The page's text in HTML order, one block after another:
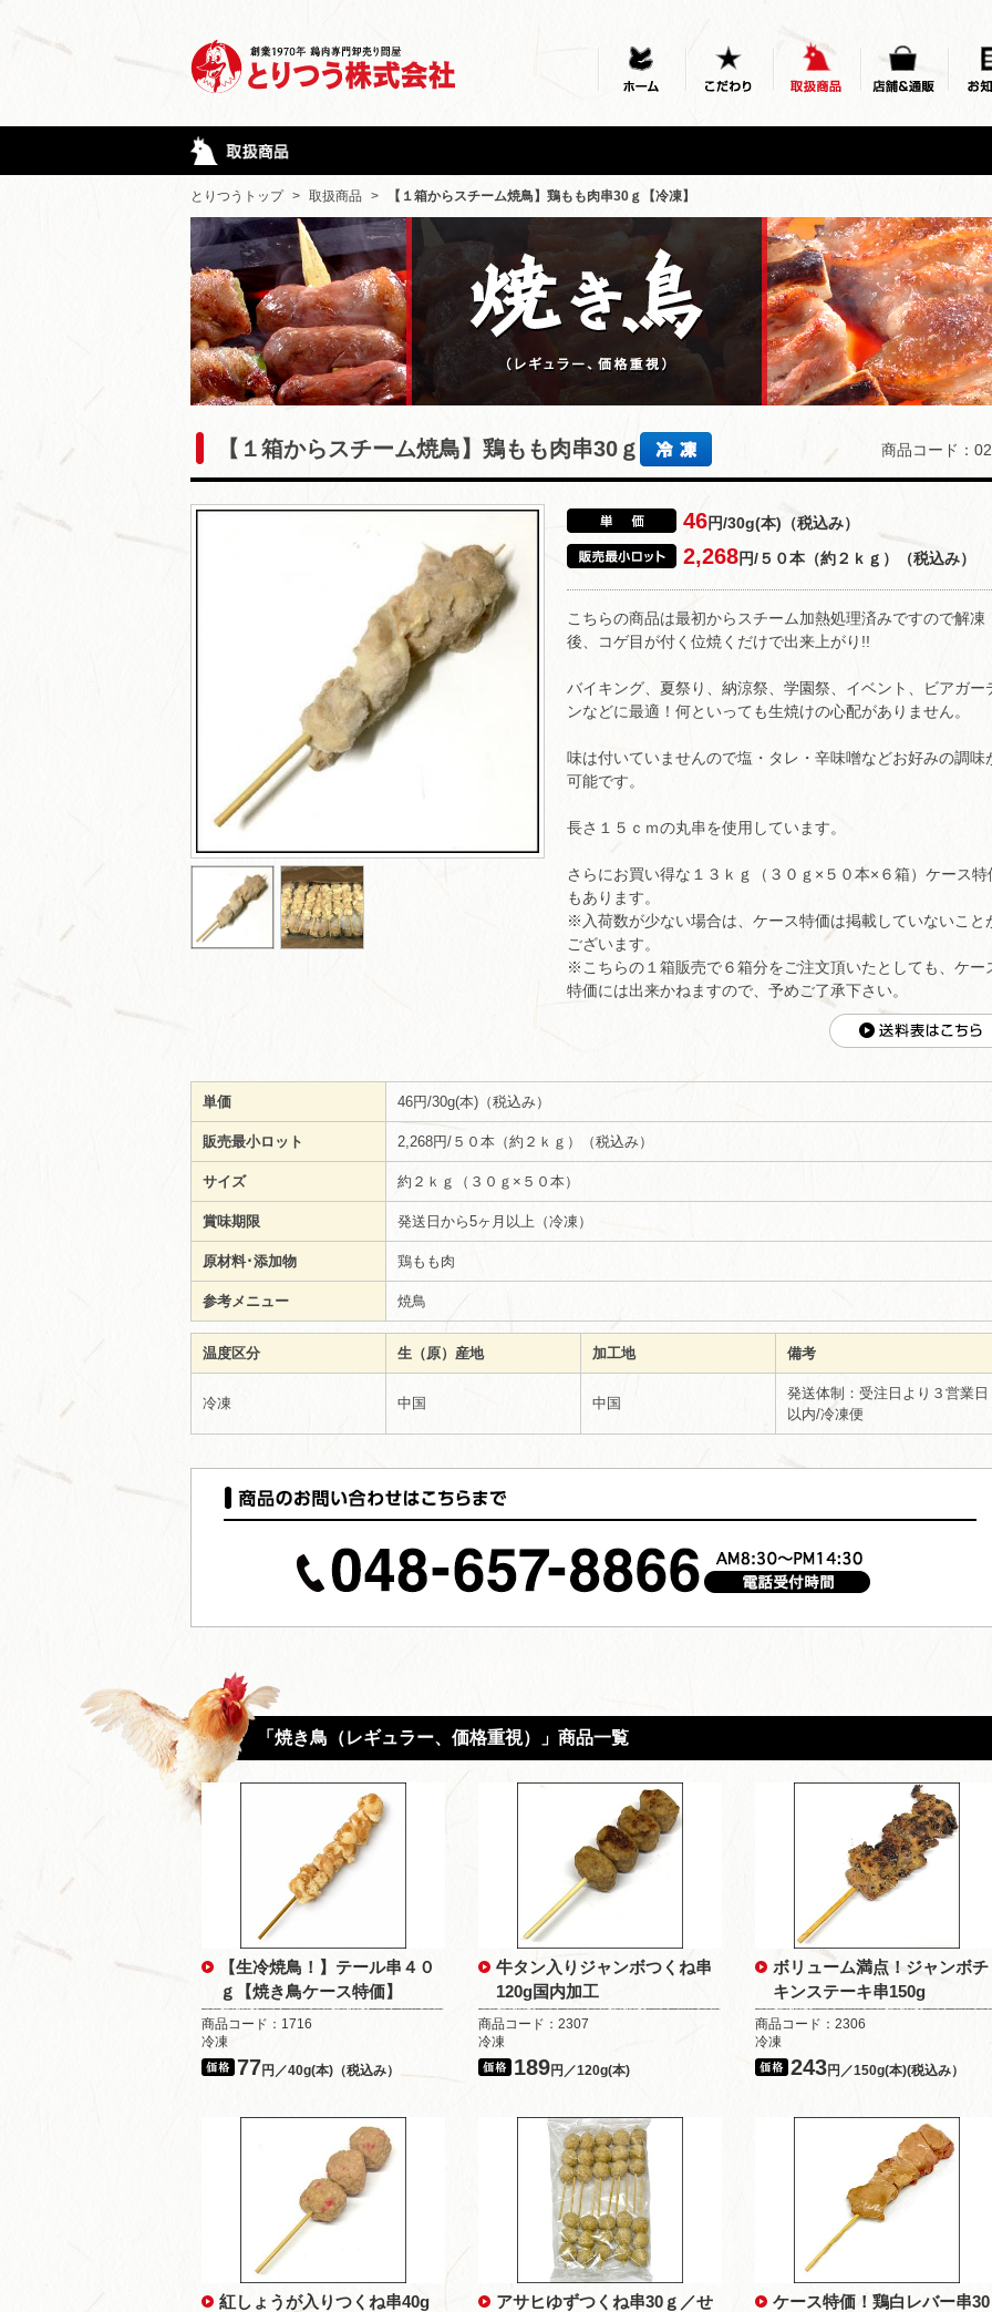
とりつうトップ > 取扱商品 > 【１箱からスチーム焼鳥】鶏もも肉串30ｇ【冷凍】
【１箱からスチーム焼鳥】鶏もも肉串30ｇ 商品コード：
46円/30g(本)（税込み）
2,268円/５０本（約２ｋｇ）（税込み）
こちらの商品は最初からスチーム加熱処理済みですので解凍
後、コゲ目が付く位焼くだけで出来上がり!!
バイキング、夏祭り、納涼祭、学園祭、イベント、ビアガー
ンなどに最適！何といっても生焼けの心配がありません。
味は付いていませんので塩・タレ・辛味噌などお好みの調味
可能です。
長さ１５ｃｍの丸串を使用しています。
さらにお買い得な１３ｋｇ（３０ｇ×５０本×６箱）ケース特
もあります。
※入荷数が少ない場合は、ケース特価は掲載していないこと
ございます。
※こちらの１箱販売で６箱分をご注文頂いたとしても、ケー
特価には出来かねますので、予めご了承下さい。
単価 46円/30g(本)（税込み）
販売最小ロット 2,268円/５０本（約２ｋｇ）（税込み）
サイズ 約２ｋｇ（３０ｇ×５０本）
賞味期限 発送日から5ヶ月以上（冷凍）
原材料･添加物 鶏もも肉
参考メニュー 焼鳥
温度区分 生（原）産地 加工地 備考
冷凍 中国 中国
発送体制：受注日より３営業日
以内/冷凍便
「焼き鳥（レギュラー、価格重視）」商品一覧
【生冷焼鳥！】テール串４０
ｇ【焼き鳥ケース特価】
商品コード：1716
冷凍
77円／40g(本)（税込み）
牛タン入りジャンボつくね串
120g国内加工
商品コード：2307
冷凍
189円／120g(本)
ボリューム満点！ジャンボチ
キンステーキ串150g
商品コード：2306
冷凍
243円／150g(本)(税込み）
紅しょうが入りつくね串40g
アサヒゆずつくね串30ｇ／せ
ケース特価！鶏白レバー串30